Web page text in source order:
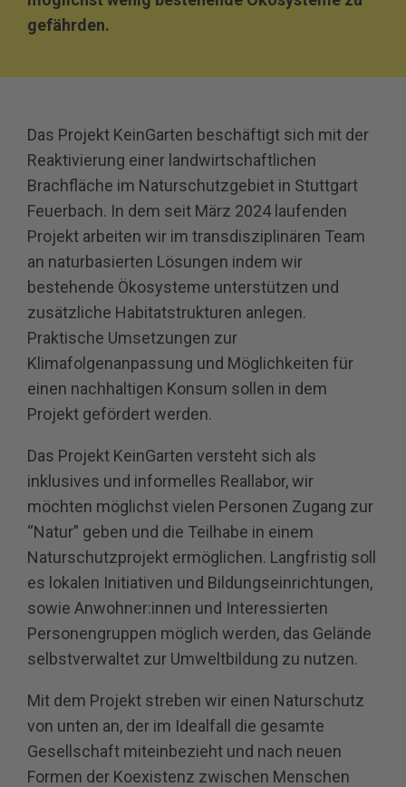
gefährden.
Das Projekt KeinGarten beschäftigt sich mit der
Reaktivierung einer landwirtschaftlichen
Brachfläche im Naturschutzgebiet in Stuttgart
Feuerbach. In dem seit März 2024 laufenden
Projekt arbeiten wir im transdisziplinären Team
an naturbasierten Lösungen indem wir
bestehende Ökosysteme unterstützen und
zusätzliche Habitatstrukturen anlegen.
Praktische Umsetzungen zur
Klimafolgenanpassung und Möglichkeiten für
einen nachhaltigen Konsum sollen in dem
Projekt gefördert werden.
Das Projekt KeinGarten versteht sich als
inklusives und informelles Reallabor, wir
möchten möglichst vielen Personen Zugang zur
“Natur” geben und die Teilhabe in einem
Naturschutzprojekt ermöglichen. Langfristig soll
es lokalen Initiativen und Bildungseinrichtungen,
sowie Anwohner:innen und Interessierten
Personengruppen möglich werden, das Gelände
selbstverwaltet zur Umweltbildung zu nutzen.
Mit dem Projekt streben wir einen Naturschutz
von unten an, der im Idealfall die gesamte
Gesellschaft miteinbezieht und nach neuen
Formen der Koexistenz zwischen Menschen